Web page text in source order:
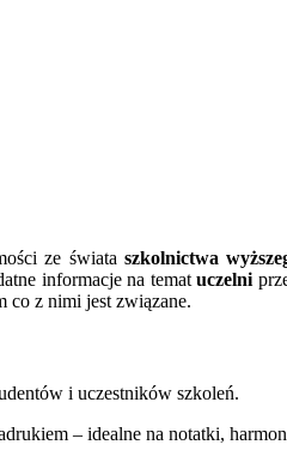
ze świata szkolnictwa
informacje na temat uczelni
co z nimi jest związane.
i uczestników szkoleń.
– idealne na notatki,